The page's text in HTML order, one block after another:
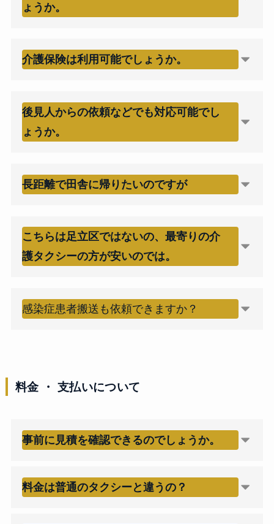
ょうか。
介護保険は利用可能でしょうか。
後見人からの依頼などでも対応可能でし
ょうか。
長距離で田舎に帰りたいのですが
こちらは足立区ではないの、最寄りの介
護タクシーの方が安いのでは。
感染症患者搬送も依頼できますか？
料金 ・ 支払いについて
事前に見積を確認できるのでしょうか。
料金は普通のタクシーと違うの？